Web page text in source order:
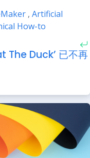
, Artificial
How-to
The Duck’ 已不再